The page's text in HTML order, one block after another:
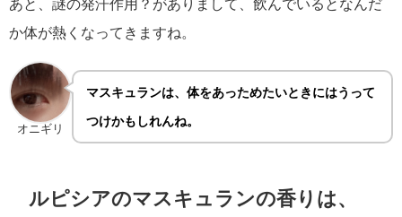
あと、謎の発汗作用？がありまして、飲んでいるとなんだ
か体が熱くなってきますね。
オニギリ
マスキュランは、体をあっためたいときにはうって
つけかもしれんね。
ルピシアのマスキュランの香りは、